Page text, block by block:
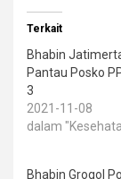
Terkait
Bhabin
Pantau Posko
3
2021-11-08
dalam
Bhabin Grogol